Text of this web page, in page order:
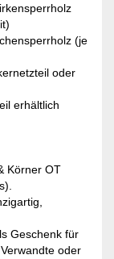
(je
oder
erhältlich
Körner OT
Geschenk für
oder